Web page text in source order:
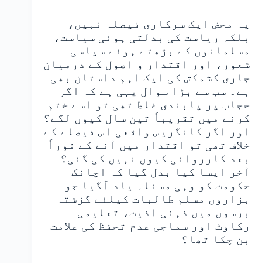
یہ محض ایک سرکاری فیصلہ نہیں،
بلکہ ریاست کی بدلتی ہوئی سیاست،
مسلمانوں کے بڑھتے ہوئے سیاسی
شعور، اور اقتدار و اصول کے درمیان
جاری کشمکش کی ایک اہم داستان بھی
ہے۔ سب سے بڑا سوال یہی ہے کہ اگر
حجاب پر پابندی غلط تھی تو اسے ختم
کرنے میں تقریباً تین سال کیوں لگے؟
اور اگر کانگریس واقعی اس فیصلے کے
خلاف تھی تو اقتدار میں آنے کے فوراً
بعد کارروائی کیوں نہیں کی گئی؟
آخر ایسا کیا بدل گیا کہ اچانک
حکومت کو وہی مسئلہ یاد آگیا جو
ہزاروں مسلم طالبات کیلئے گزشتہ
برسوں میں ذہنی اذیت، تعلیمی
رکاوٹ اور سماجی عدم تحفظ کی علامت
بن چکا تھا؟